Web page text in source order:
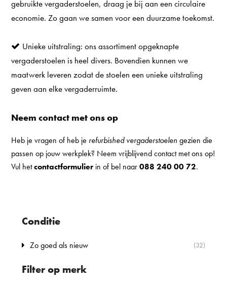
gebruikte vergaderstoelen, draag je bij aan een circulaire
economie. Zo gaan we samen voor een duurzame toekomst.
Unieke uitstraling: ons assortiment opgeknapte
vergaderstoelen is heel divers. Bovendien kunnen we
maatwerk leveren zodat de stoelen een unieke uitstraling
geven aan elke vergaderruimte.
Neem contact met ons op
Heb je vragen of heb je refurbished vergaderstoelen gezien die
passen op jouw werkplek? Neem vrijblijvend contact met ons op!
Vul hetcontactformulier in of bel naar088 240 00 72.
Conditie
Zo goed als nieuw (32)
Filter op merk